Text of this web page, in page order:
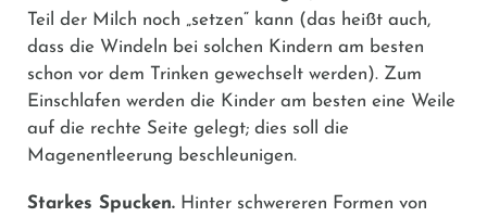
Teil der Milch noch „setzen“ kann (das heißt auch,
dass die Windeln bei solchen Kindern am besten
schon vor dem Trinken gewechselt werden). Zum
Einschlafen werden die Kinder am besten eine Weile
auf die rechte Seite gelegt; dies soll die
Magenentleerung beschleunigen.
Starkes Spucken. Hinter schwereren Formen von